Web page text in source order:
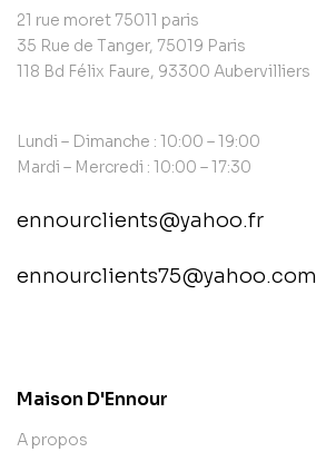
21 rue moret 75011 paris
35 Rue de Tanger, 75019 Paris
118 Bd Félix Faure, 93300 Aubervilliers
Lundi – Dimanche : 10:00 – 19:00
Mardi – Mercredi : 10:00 – 17:30
ennourclients@yahoo.fr
ennourclients75@yahoo.com
Maison D'Ennour
A propos